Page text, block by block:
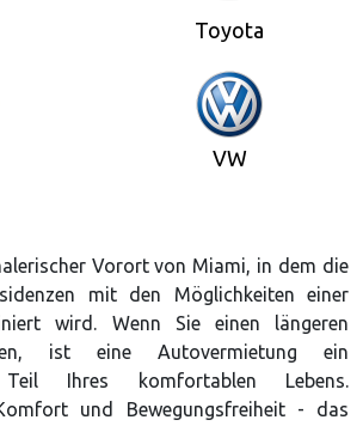
Toyota
VW
Vorort von Miami, in dem die
mit den Möglichkeiten einer
wird. Wenn Sie einen längeren
ist eine Autovermietung ein
Teil Ihres komfortablen Lebens.
und Bewegungsfreiheit - das